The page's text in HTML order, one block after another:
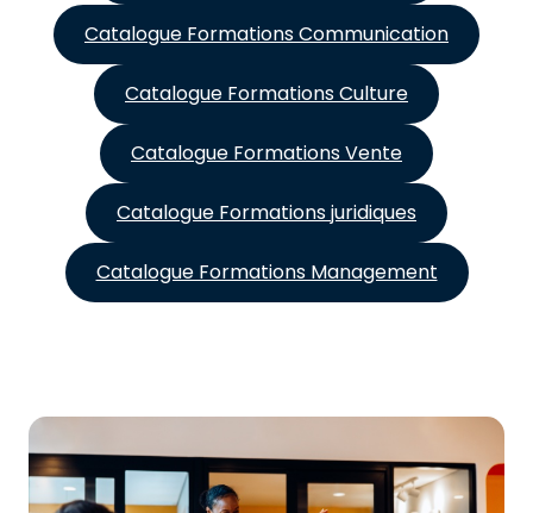
Catalogue Formations Communication
Catalogue Formations Culture
Catalogue Formations Vente
Catalogue Formations juridiques
Catalogue Formations Management